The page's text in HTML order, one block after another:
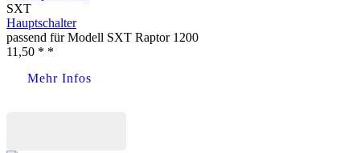
SXT
Hauptschalter
passend für Modell SXT Raptor 1200
11,50 * *
Mehr Infos